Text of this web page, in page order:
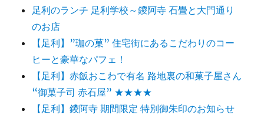
足利のランチ 足利学校～鑁阿寺 石畳と大門通り
のお店
【足利】”珈の菓” 住宅街にあるこだわりのコー
ヒーと豪華なパフェ！
【足利】赤飯おこわで有名 路地裏の和菓子屋さん
“御菓子司 赤石屋” ★★★★
【足利】鑁阿寺 期間限定 特別御朱印のお知らせ